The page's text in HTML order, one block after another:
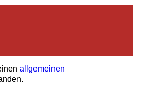
allgemeinen